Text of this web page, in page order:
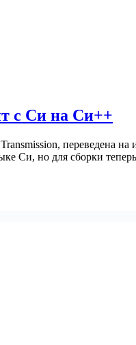
с Си на Си++
переведена
Си, но для сборки